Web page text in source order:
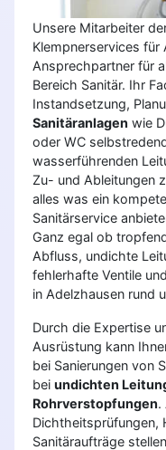
Unsere Mitarbeiter
Klempnerservices
Ansprechpartner für
Bereich Sanitär. Ihr
Instandsetzung,
Sanitäranlagen wie
oder WC
wasserführenden
Zu- und Ableitungen
alles was ein
Sanitärservice
Ganz egal ob
Abfluss, undichte
fehlerhafte Ventile
in Adelzhausen rund
Durch die Expertise
Ausrüstung kann
bei Sanierungen von
bei undichten
Rohrverstopfungen.
Dichtheitsprüfungen,
Sanitäraufträge